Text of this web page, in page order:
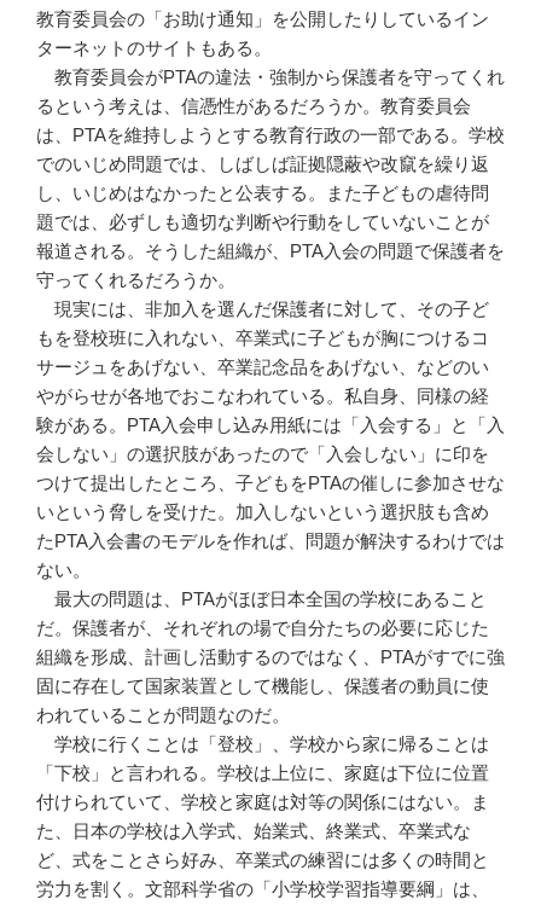
教育委員会の「お助け通知」を公開したりしているイン
ターネットのサイトもある。
教育委員会がPTAの違法・強制から保護者を守ってくれ
るという考えは、信憑性があるだろうか。教育委員会
は、PTAを維持しようとする教育行政の一部である。学校
でのいじめ問題では、しばしば証拠隠蔽や改竄を繰り返
し、いじめはなかったと公表する。また子どもの虐待問
題では、必ずしも適切な判断や行動をしていないことが
報道される。そうした組織が、PTA入会の問題で保護者を
守ってくれるだろうか。
現実には、非加入を選んだ保護者に対して、その子ど
もを登校班に入れない、卒業式に子どもが胸につけるコ
サージュをあげない、卒業記念品をあげない、などのい
やがらせが各地でおこなわれている。私自身、同様の経
験がある。PTA入会申し込み用紙には「入会する」と「入
会しない」の選択肢があったので「入会しない」に印を
つけて提出したところ、子どもをPTAの催しに参加させな
いという脅しを受けた。加入しないという選択肢も含め
たPTA入会書のモデルを作れば、問題が解決するわけでは
ない。
最大の問題は、PTAがほぼ日本全国の学校にあること
だ。保護者が、それぞれの場で自分たちの必要に応じた
組織を形成、計画し活動するのではなく、PTAがすでに強
固に存在して国家装置として機能し、保護者の動員に使
われていることが問題なのだ。
学校に行くことは「登校」、学校から家に帰ることは
「下校」と言われる。学校は上位に、家庭は下位に位置
付けられていて、学校と家庭は対等の関係にはない。ま
た、日本の学校は入学式、始業式、終業式、卒業式な
ど、式をことさら好み、卒業式の練習には多くの時間と
労力を割く。文部科学省の「小学校学習指導要綱」は、